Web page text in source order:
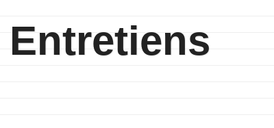
Entretiens